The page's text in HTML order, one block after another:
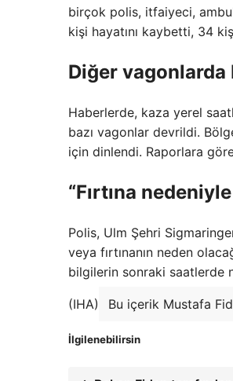
birçok polis, itfaiyeci,
kişi hayatını kaybetti, 34
Diğer vagonlarda
Haberlerde, kaza yerel
bazı vagonlar devrildi.
için dinlendi. Raporlara
“Fırtına
Polis, Ulm Şehri
veya fırtınanın neden
bilgilerin sonraki saatlerde
(IHA) Bu içerik Mustafa
İlgilenebilirsin